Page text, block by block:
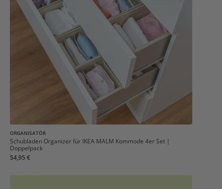
ORGANISATÖR
Schubladen Organizer für IKEA MALM Kommode 4er Set |
Doppelpack
54,95 €